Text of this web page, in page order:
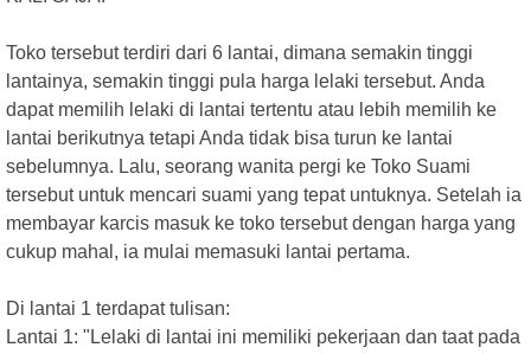
Toko tersebut terdiri dari 6 lantai, dimana semakin tinggi
lantainya, semakin tinggi pula harga lelaki tersebut. Anda
dapat memilih lelaki di lantai tertentu atau lebih memilih ke
lantai berikutnya tetapi Anda tidak bisa turun ke lantai
sebelumnya. Lalu, seorang wanita pergi ke Toko Suami
tersebut untuk mencari suami yang tepat untuknya. Setelah ia
membayar karcis masuk ke toko tersebut dengan harga yang
cukup mahal, ia mulai memasuki lantai pertama.
Di lantai 1 terdapat tulisan:
Lantai 1: "Lelaki di lantai ini memiliki pekerjaan dan taat pada